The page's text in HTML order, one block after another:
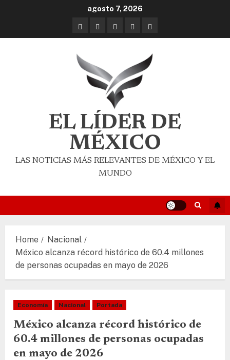
agosto 7, 2026
EL LÍDER DE
MÉXICO
LAS NOTICIAS MÁS RELEVANTES DE MÉXICO Y EL
MUNDO
Home
Nacional
México alcanza récord histórico de 60.4 millones
de personas ocupadas en mayo de 2026
Economía Nacional Portada
México alcanza récord histórico de
60.4 millones de personas ocupadas
en mayo de 2026